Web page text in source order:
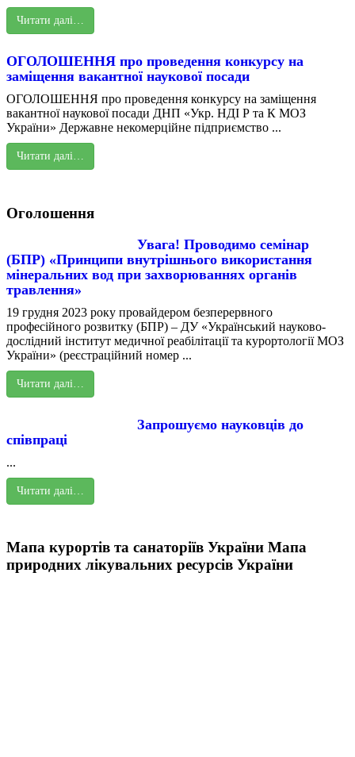
Читати далі…
ОГОЛОШЕННЯ про проведення конкурсу на
заміщення вакантної наукової посади
ОГОЛОШЕННЯ про проведення конкурсу на заміщення
вакантної наукової посади ДНП «Укр. НДІ Р та К МОЗ
України» Державне некомерційне підприємство ...
Читати далі…
Оголошення
Увага! Проводимо семінар
(БПР) «Принципи внутрішнього використання
мінеральних вод при захворюваннях органів
травлення»
19 грудня 2023 року провайдером безперервного
професійного розвитку (БПР) – ДУ «Український науково-
дослідний інститут медичної реабілітації та курортології МОЗ
України» (реєстраційний номер ...
Читати далі…
Запрошуємо науковців до
співпраці
...
Читати далі…
Мапа курортів та санаторіїв України Мапа
природних лікувальних ресурсів України